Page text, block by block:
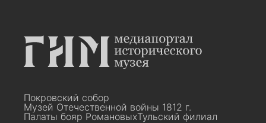
Покровский собор
Музей Отечественной войны 1812 г.
Палаты бояр РомановыхТульский филиал